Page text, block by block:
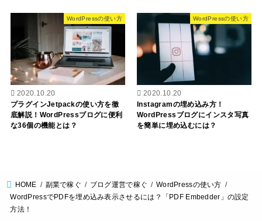
WordPressの使い方
2020.10.20
プラグインJetpackの使い方を徹
底解説！WordPressブログに便利
な36個の機能とは？
WordPressの使い方
2020.10.20
Instagramの埋め込み方！
WordPressブログにインスタ写真
を簡単に埋め込むには？
HOME 副業で稼ぐ ブログ運営で稼ぐ
WordPressの使い方
WordPressでPDFを埋め込み表示させるには？「PDF Embedder」の設定
方法！